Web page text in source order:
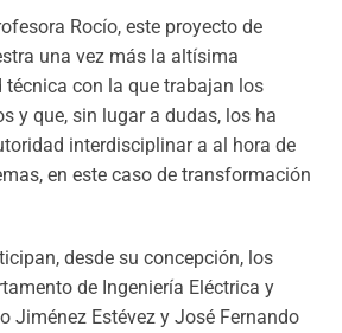
Rocío, este proyecto de
una vez más la altísima
con la que trabajan los
y que, sin lugar a dudas, los ha
interdisciplinar a al hora de
en este caso de transformación
desde su concepción, los
de Ingeniería Eléctrica y
Jiménez Estévez y José Fernando